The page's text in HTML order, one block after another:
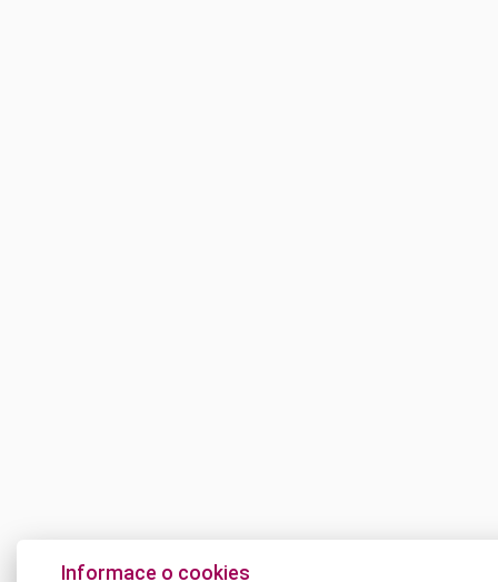
Informace o cookies